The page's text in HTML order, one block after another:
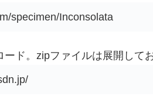
specimen/Inconsolata
ド。zipファイルは展開してお